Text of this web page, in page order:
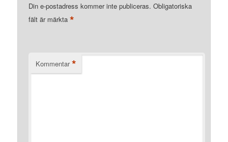
Din e-postadress kommer inte publiceras. Obligatoriska
fält är märkta*
Kommentar *